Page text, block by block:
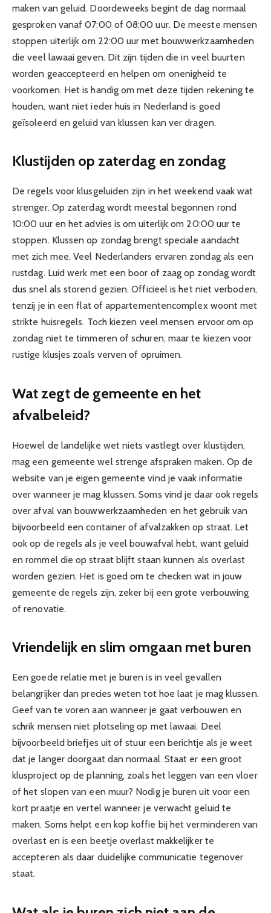
maken van geluid. Doordeweeks begint de dag normaal
gesproken vanaf 07:00 of 08:00 uur. De meeste mensen
stoppen uiterlijk om 22:00 uur met bouwwerkzaamheden
die veel lawaai geven. Dit zijn tijden die in veel buurten
worden geaccepteerd en helpen om onenigheid te
voorkomen. Het is handig om met deze tijden rekening te
houden, want niet ieder huis in Nederland is goed
geïsoleerd en geluid van klussen kan ver dragen.
Klustijden op zaterdag en zondag
De regels voor klusgeluiden zijn in het weekend vaak wat
strenger. Op zaterdag wordt meestal begonnen rond
10:00 uur en het advies is om uiterlijk om 20:00 uur te
stoppen. Klussen op zondag brengt speciale aandacht
met zich mee. Veel Nederlanders ervaren zondag als een
rustdag. Luid werk met een boor of zaag op zondag wordt
dus snel als storend gezien. Officieel is het niet verboden,
tenzij je in een flat of appartementencomplex woont met
strikte huisregels. Toch kiezen veel mensen ervoor om op
zondag niet te timmeren of schuren, maar te kiezen voor
rustige klusjes zoals verven of opruimen.
Wat zegt de gemeente en het
afvalbeleid?
Hoewel de landelijke wet niets vastlegt over klustijden,
mag een gemeente wel strenge afspraken maken. Op de
website van je eigen gemeente vind je vaak informatie
over wanneer je mag klussen. Soms vind je daar ook regels
over afval van bouwwerkzaamheden en het gebruik van
bijvoorbeeld een container of afvalzakken op straat. Let
ook op de regels als je veel bouwafval hebt, want geluid
en rommel die op straat blijft staan kunnen als overlast
worden gezien. Het is goed om te checken wat in jouw
gemeente de regels zijn, zeker bij een grote verbouwing
of renovatie.
Vriendelijk en slim omgaan met buren
Een goede relatie met je buren is in veel gevallen
belangrijker dan precies weten tot hoe laat je mag klussen.
Geef van te voren aan wanneer je gaat verbouwen en
schrik mensen niet plotseling op met lawaai. Deel
bijvoorbeeld briefjes uit of stuur een berichtje als je weet
dat je langer doorgaat dan normaal. Staat er een groot
klusproject op de planning, zoals het leggen van een vloer
of het slopen van een muur? Nodig je buren uit voor een
kort praatje en vertel wanneer je verwacht geluid te
maken. Soms helpt een kop koffie bij het verminderen van
overlast en is een beetje overlast makkelijker te
accepteren als daar duidelijke communicatie tegenover
staat.